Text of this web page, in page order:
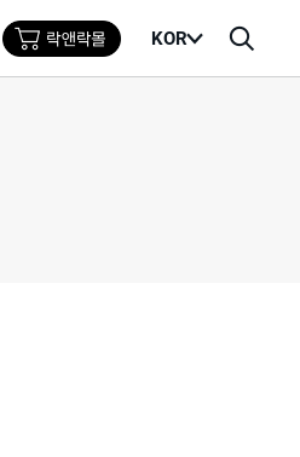
KOR
검
뉴